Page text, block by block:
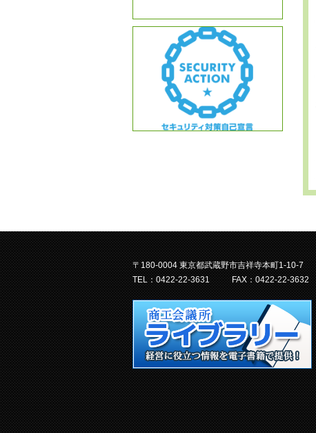
〒180-0004 東京都武蔵野市吉祥寺本町1-10-7
TEL：0422-22-3631
FAX：0422-22-3632